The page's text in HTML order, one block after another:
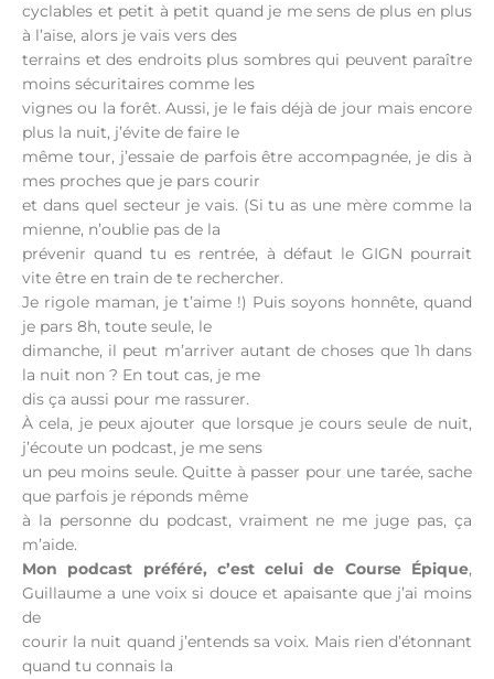
cyclables et petit à petit quand je me sens de plus en plus
à l’aise, alors je vais vers des
terrains et des endroits plus sombres qui peuvent paraître
moins sécuritaires comme les
vignes ou la forêt. Aussi, je le fais déjà de jour mais encore
plus la nuit, j’évite de faire le
même tour, j’essaie de parfois être accompagnée, je dis à
mes proches que je pars courir
et dans quel secteur je vais. (Si tu as une mère comme la
mienne, n’oublie pas de la
prévenir quand tu es rentrée, à défaut le GIGN pourrait
vite être en train de te rechercher.
Je rigole maman, je t’aime !) Puis soyons honnête, quand
je pars 8h, toute seule, le
dimanche, il peut m’arriver autant de choses que 1h dans
la nuit non ? En tout cas, je me
dis ça aussi pour me rassurer.
À cela, je peux ajouter que lorsque je cours seule de nuit,
j’écoute un podcast, je me sens
un peu moins seule. Quitte à passer pour une tarée, sache
que parfois je réponds même
à la personne du podcast, vraiment ne me juge pas, ça
m’aide.
Mon podcast préféré, c’est celui de Course Épique,
Guillaume a une voix si douce et apaisante que j’ai moins
de
courir la nuit quand j’entends sa voix. Mais rien d’étonnant
quand tu connais la